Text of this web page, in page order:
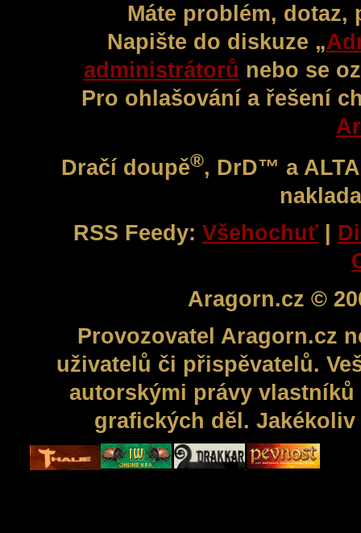
Máte problém,
Napište do diskuze „
administrátorů nebo se
Pro ohlašování a řešení
Dračí doupě®, DrD™ a
RSS Feedy: Všehochuť
Aragorn.cz ©
Provozovatel Aragorn.cz
uživatelů či přispěvatelů.
autorskými právy
grafických děl.